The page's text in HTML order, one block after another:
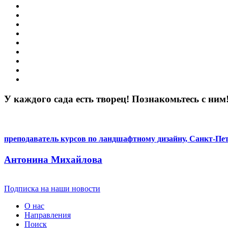
У каждого сада есть творец! Познакомьтесь с ним!
преподаватель курсов по ландшафтному дизайну, Санкт-
Антонина Михайлова
Подписка на наши новости
О нас
Направления
Поиск